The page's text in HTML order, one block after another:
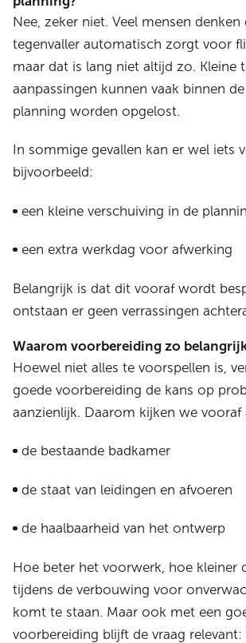
Nee, zeker niet. Veel mensen denken
tegenvaller automatisch zorgt voor
maar dat is lang niet altijd zo. Kleine
aanpassingen kunnen vaak binnen
planning worden opgelost.
In sommige gevallen kan er wel iets
bijvoorbeeld:
een kleine verschuiving in de
een extra werkdag voor afwerking
Belangrijk is dat dit vooraf wordt
ontstaan er geen verrassingen
Waarom voorbereiding zo
Hoewel niet alles te voorspellen is,
goede voorbereiding de kans op
aanzienlijk. Daarom kijken we vooraf
de bestaande badkamer
de staat van leidingen en afvoeren
de haalbaarheid van het ontwerp
Hoe beter het voorwerk, hoe kleiner
tijdens de verbouwing voor
komt te staan. Maar ook met een
voorbereiding blijft de vraag relevant: